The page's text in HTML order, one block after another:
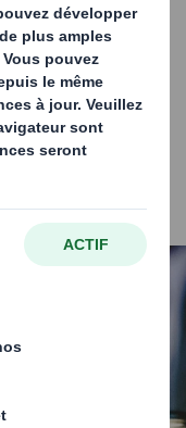
Les acteurs du
en compte leur